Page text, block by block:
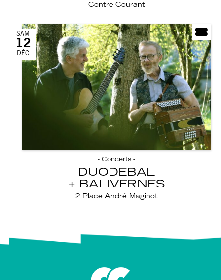
Contre-Courant
- Concerts -
DUODEBAL
BALIVERNES
2 Place André Maginot
SAM
12
DÉC